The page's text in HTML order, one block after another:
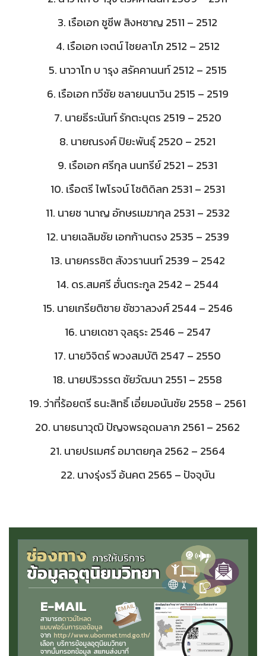
3. เรือเอก ชูชีพ สิงหชาญ 2511 – 2512
4. เรือเอก เจตน์ ไชยลาโภ 2512 – 2512
5. นาวาโท บ ารุง สรัคคานนท์ 2512 – 2515
6. เรือเอก ทวีชัย ชลายนนาวิน 2515 – 2519
7. นายธีระนันท์ รักตะบุตร 2519 – 2520
8. นายณรงค์ ปิยะพันธุ์ 2520 – 2521
9. เรือเอก ศรีกุล นนทรีย์ 2521 – 2531
10. เรือตรี ไพโรจน์ โชติดิลก 2531 – 2531
11. นายช านาญ อักษรเมฆากุล 2531 – 2532
12. นายเฉลิมชัย เอกก้านตรง 2535 – 2539
13. นายครรชิต สังวรานนท์ 2539 – 2542
14. ดร.สมศรี ฮั่นตระกูล 2542 – 2544
15. นายเกรียติชาย ชัชวาลวงศ์ 2544 – 2546
16. นายเดชา จุลธุระ 2546 – 2547
17. นายวิจิตร์ พวงสมบัติ 2547 – 2550
18. นายปริวรรต ชัยวัฒนา 2551 – 2558
19. ว่าที่ร้อยตรี ธนะสิทธิ์ เอี่ยมอนันชัย 2558 – 2561
20. นายธนาวุฒิ ปัญจพรอุดมลาภ 2561 – 2562
21. นายปรเมศร์ อมาตยกุล 2562 – 2564
22. นางรุ่งรวี อ้นคต 2565 – ปัจจุบัน